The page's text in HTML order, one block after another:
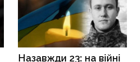
Назавжди 23: на війні